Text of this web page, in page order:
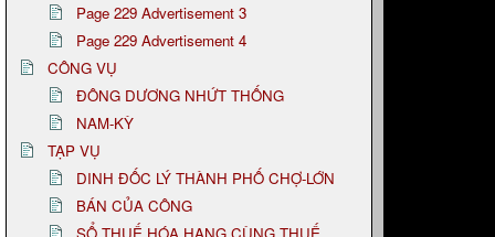
Page 229 Advertisement 3
Page 229 Advertisement 4
CÔNG VỤ
ĐÔNG DƯƠNG NHỨT THỐNG
NAM-KỲ
TẠP VỤ
DINH ĐỐC LÝ THÀNH PHỐ CHỢ-LỚN
BÁN CỦA CÔNG